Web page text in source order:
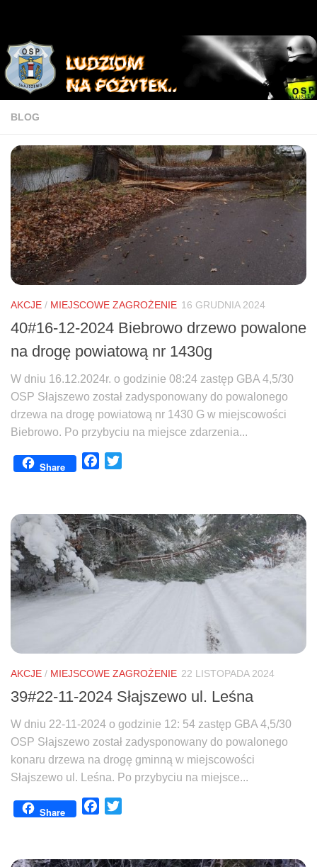
BLOG
AKCJE / MIEJSCOWE ZAGROŻENIE 16 GRUDNIA 2024
40#16-12-2024 Biebrowo drzewo powalone
na drogę powiatową nr 1430g
W dniu 16.12.2024r. o godzinie 08:24 zastęp GBA 4,5/30
OSP Słajszewo został zadysponowany do powalonego
drzewa na drogę powiatową nr 1430 G w miejscowości
Biebrowo. Po przybyciu na miejsce zdarzenia...
Share Facebook
AKCJE / MIEJSCOWE ZAGROŻENIE 22 LISTOPADA 2024
39#22-11-2024 Słajszewo ul. Leśna
W dniu 22-11-2024 o godzinie 12: 54 zastęp GBA 4,5/30
OSP Słajszewo został zadysponowany do powalonego
konaru drzewa na drogę gminną w miejscowości
Słajszewo ul. Leśna. Po przybyciu na miejsce...
Share Facebook